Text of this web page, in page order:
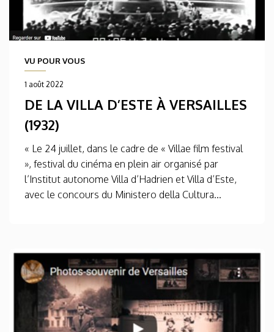
VU POUR VOUS
1 août 2022
DE LA VILLA D’ESTE À VERSAILLES
(1932)
« Le 24 juillet, dans le cadre de « Villae film festival
», festival du cinéma en plein air organisé par
l’Institut autonome Villa d’Hadrien et Villa d’Este,
avec le concours du Ministero della Cultura...